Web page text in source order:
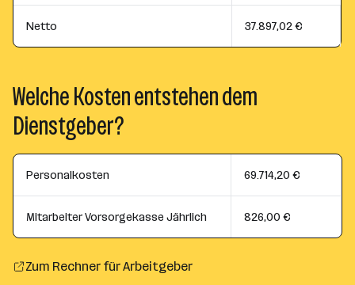
Netto 37.897,02 €
Welche Kosten entstehen dem
Dienstgeber?
Personalkosten 69.714,20 €
Mitarbeiter Vorsorgekasse Jährlich 826,00 €
Zum Rechner für Arbeitgeber